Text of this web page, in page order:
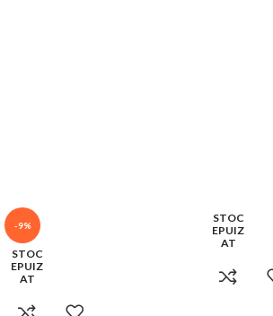
-9%
STOC
EPUIZ
AT
STOC
EPUIZ
AT